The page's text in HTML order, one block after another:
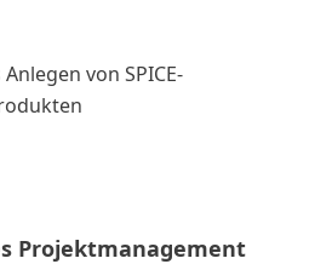
von SPICE-
Projektmanagement